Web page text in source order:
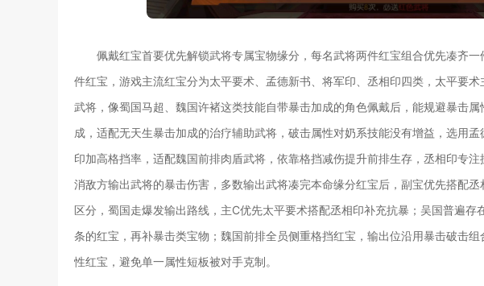
佩戴红宝首要优先解锁武将专属宝物缘分，每名武将两件红宝组合优先凑齐
件红宝，游戏主流红宝分为太平要术、孟德新书、将军印、丞相印四类，太平要
武将，像蜀国马超、魏国许褚这类技能自带暴击加成的角色佩戴后，能规避暴击
成，适配无天生暴击加成的治疗辅助武将，破击属性对奶系技能没有增益，选用
印加高格挡率，适配魏国前排肉盾武将，依靠格挡减伤提升前排生存，丞相印专
消敌方输出武将的暴击伤害，多数输出武将凑完本命缘分红宝后，副宝优先搭配
区分，蜀国走爆发输出路线，主C优先太平要术搭配丞相印补充抗暴；吴国普遍
条的红宝，再补暴击类宝物；魏国前排全员侧重格挡红宝，输出位沿用暴击破击
性红宝，避免单一属性短板被对手克制。